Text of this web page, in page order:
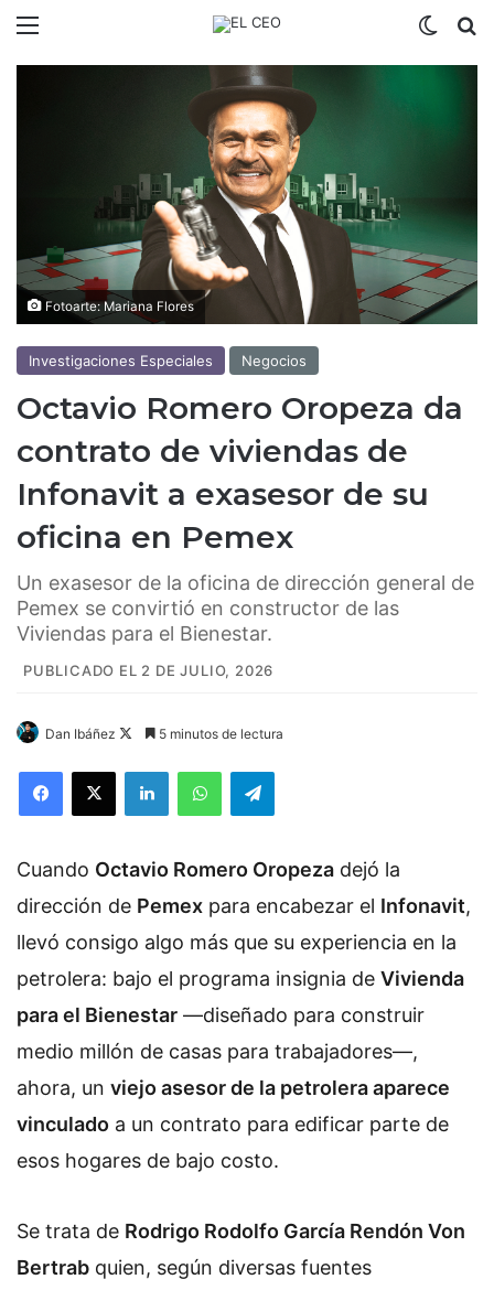
Fotoarte: Mariana Flores
Investigaciones Especiales Negocios
Octavio Romero Oropeza da
contrato de viviendas de
Infonavit a exasesor de su
oficina en Pemex
Un exasesor de la oficina de dirección general de
Pemex se convirtió en constructor de las
Viviendas para el Bienestar.
PUBLICADO EL 2 DE JULIO, 2026
Dan Ibáñez
l
w
X
5 minutos de lectura
Cuando Octavio Romero Oropeza dejó la
dirección de Pemex para encabezar el Infonavit,
llevó consigo algo más que su experiencia en la
petrolera: bajo el programa insignia de Vivienda
para el Bienestar —diseñado para construir
medio millón de casas para trabajadores—,
ahora, un viejo asesor de la petrolera aparece
vinculado a un contrato para edificar parte de
esos hogares de bajo costo.
Se trata de Rodrigo Rodolfo García Rendón Von
Bertrab quien, según diversas fuentes